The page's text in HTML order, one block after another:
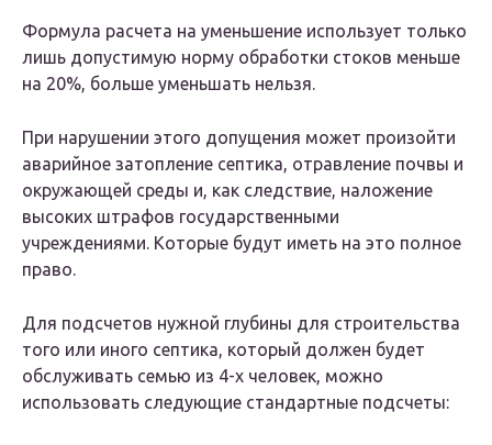
Формула расчета на уменьшение использует только
лишь допустимую норму обработки стоков меньше
на 20%, больше уменьшать нельзя.
При нарушении этого допущения может произойти
аварийное затопление септика, отравление почвы и
окружающей среды и, как следствие, наложение
высоких штрафов государственными
учреждениями. Которые будут иметь на это полное
право.
Для подсчетов нужной глубины для строительства
того или иного септика, который должен будет
обслуживать семью из 4-х человек, можно
использовать следующие стандартные подсчеты: